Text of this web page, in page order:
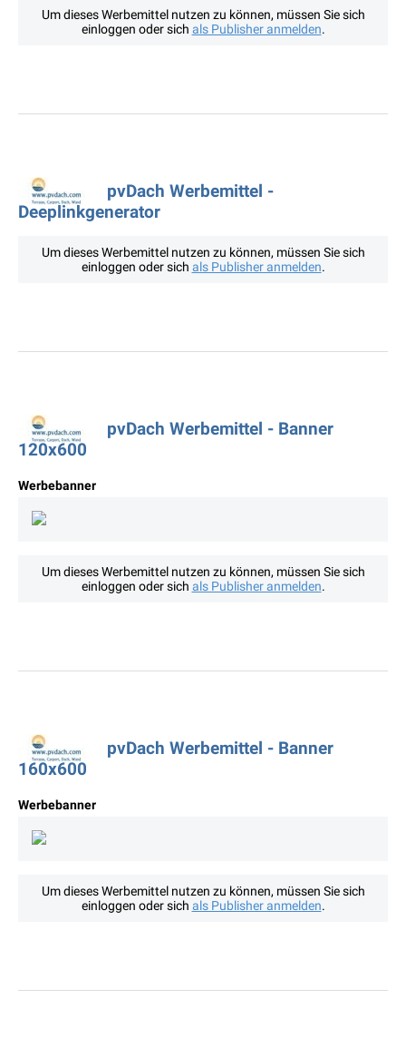
Um dieses Werbemittel nutzen zu können, müssen Sie sich
einloggen oder sich als Publisher anmelden.
pvDach Werbemittel -
Deeplinkgenerator
Um dieses Werbemittel nutzen zu können, müssen Sie sich
einloggen oder sich als Publisher anmelden.
pvDach Werbemittel - Banner
120x600
Werbebanner
Um dieses Werbemittel nutzen zu können, müssen Sie sich
einloggen oder sich als Publisher anmelden.
pvDach Werbemittel - Banner
160x600
Werbebanner
Um dieses Werbemittel nutzen zu können, müssen Sie sich
einloggen oder sich als Publisher anmelden.